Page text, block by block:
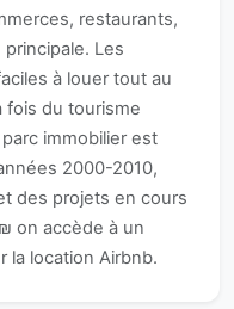
restaurants,
Les
à louer tout au
fois du tourisme
immobilier est
2000-2010,
des projets en cours
on accède à un
la location Airbnb.